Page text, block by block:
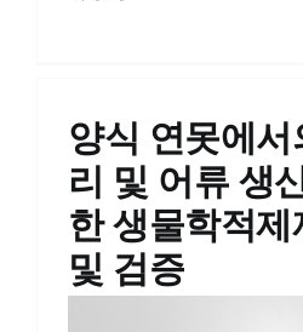
양식 연못에
리 및 어류 생
한 생물학적
및 검증